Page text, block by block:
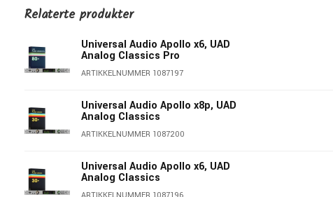
bygget for opptak av hele grupper, trommer, synther, outboard og
Manley, SSL, API og Avalon.
Oversikt og funksjoner
Apollo x8 Gen 2 er utviklet for studioer som trenger flere fysiske
I/O gir et sterkt utgangspunkt for bandopptak, trommer, outboard,
Fire Unison™-preamper
De fire Unison™ mic/line-preampene lar deg spille inn gjennom
Relaterte produkter
Universal Audio Apollo x6, UAD
Analog Classics Pro
ARTIKKELNUMMER 1087197
Universal Audio Apollo x8p, UAD
Analog Classics
ARTIKKELNUMMER 1087200
Universal Audio Apollo x6, UAD
Analog Classics